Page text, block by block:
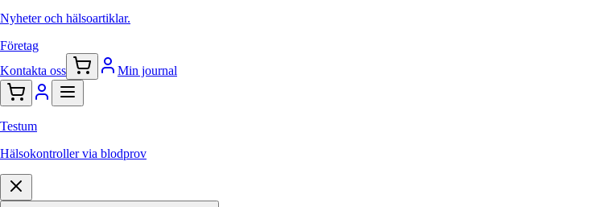
Nyheter och hälsoartiklar.
Företag
Kontakta oss
Min journal
Testum
Hälsokontroller via blodprov